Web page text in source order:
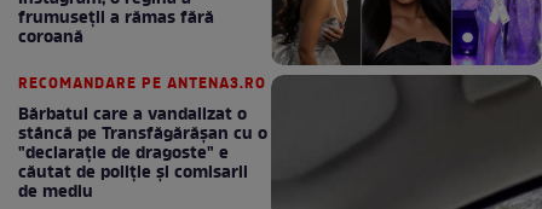
frumuseții a rămas fără
coroană
RECOMANDARE PE ANTENA3.RO
Bărbatul care a vandalizat o
stâncă pe Transfăgărășan cu o
"declaraţie de dragoste" e
căutat de poliție și comisarii
de mediu